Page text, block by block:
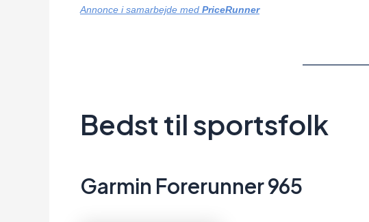
Annonce i samarbejde med PriceRunner
Bedst til sportsfolk
Garmin Forerunner 965